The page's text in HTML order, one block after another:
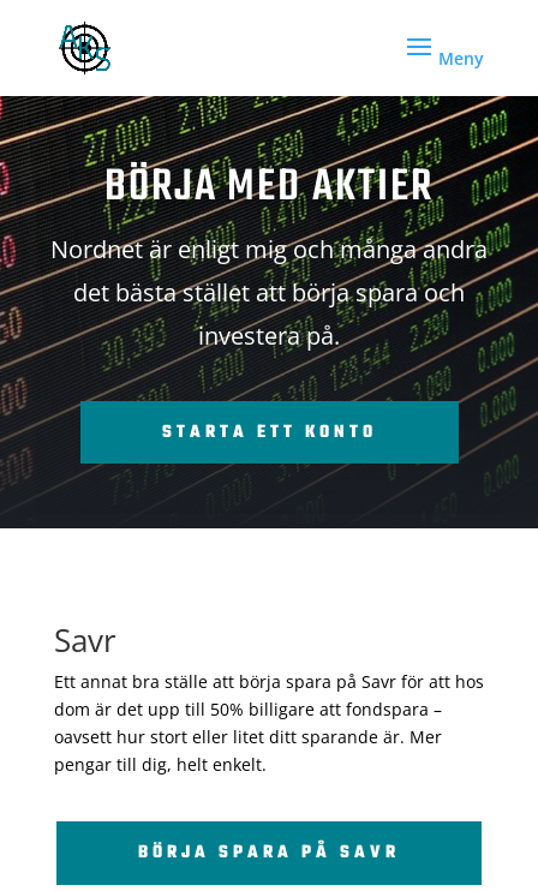
BÖRJA MED AKTIER
Nordnet är enligt mig och många andra
det bästa stället att börja spara och
investera på.
STARTA ETT KONTO
Savr
Ett annat bra ställe att börja spara på Savr för att hos
dom är det upp till 50% billigare att fondspara –
oavsett hur stort eller litet ditt sparande är. Mer
pengar till dig, helt enkelt.
BÖRJA SPARA PÅ SAVR